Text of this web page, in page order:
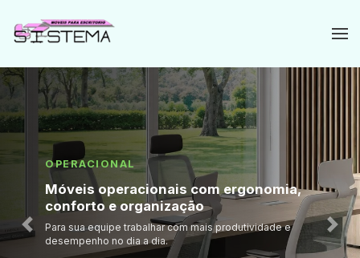
OPERACIONAL
Móveis operacionais com ergonomia,
conforto e organização
Para sua equipe trabalhar com mais produtividade e
desempenho no dia a dia.
DIRETORIA
Ambientes de diretoria sofisticados e
funcionais
Desde 1993 criando móveis pensados para valorizar sua
empresa.
Anterior